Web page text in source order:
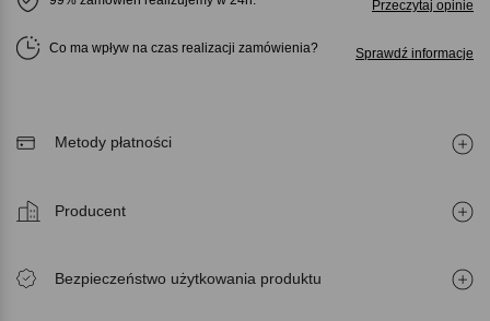
Przeczytaj opinie
Co ma wpływ na czas realizacji zamówienia Sprawdź informacje
Metody płatności
Producent
Bezpieczeństwo użytkowania produktu